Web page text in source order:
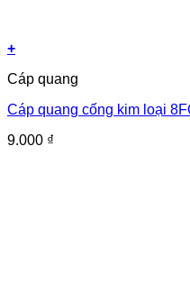
+
Cáp quang
Cáp quang cống kim loại
9.000 ₫